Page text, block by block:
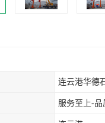
连云港华德
服务至上-品